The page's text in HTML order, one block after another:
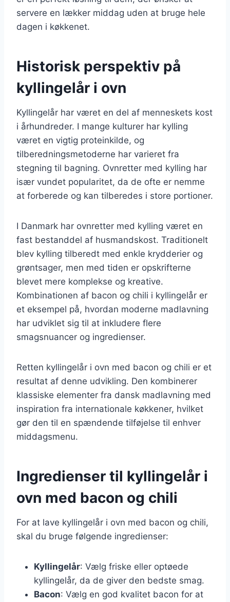
servere en lækker middag uden at bruge hele
dagen i køkkenet.
Historisk perspektiv på
kyllingelår i ovn
Kyllingelår har været en del af menneskets kost
i århundreder. I mange kulturer har kylling
været en vigtig proteinkilde, og
tilberedningsmetoderne har varieret fra
stegning til bagning. Ovnretter med kylling har
især vundet popularitet, da de ofte er nemme
at forberede og kan tilberedes i store portioner.
I Danmark har ovnretter med kylling været en
fast bestanddel af husmandskost. Traditionelt
blev kylling tilberedt med enkle krydderier og
grøntsager, men med tiden er opskrifterne
blevet mere komplekse og kreative.
Kombinationen af bacon og chili i kyllingelår er
et eksempel på, hvordan moderne madlavning
har udviklet sig til at inkludere flere
smagsnuancer og ingredienser.
Retten kyllingelår i ovn med bacon og chili er et
resultat af denne udvikling. Den kombinerer
klassiske elementer fra dansk madlavning med
inspiration fra internationale køkkener, hvilket
gør den til en spændende tilføjelse til enhver
middagsmenu.
Ingredienser til kyllingelår i
ovn med bacon og chili
For at lave kyllingelår i ovn med bacon og chili,
skal du bruge følgende ingredienser:
Kyllingelår: Vælg friske eller optøede
kyllingelår, da de giver den bedste smag.
Bacon: Vælg en god kvalitet bacon for at